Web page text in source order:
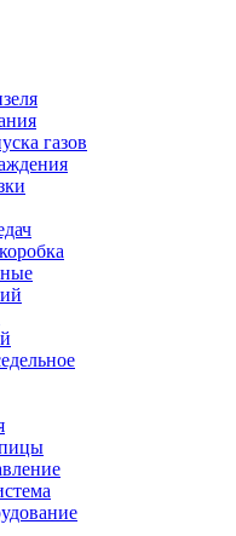
газов